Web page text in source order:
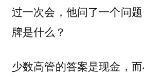
过一次会，他问了一个问
牌是什么？
少数高管的答案是现金，